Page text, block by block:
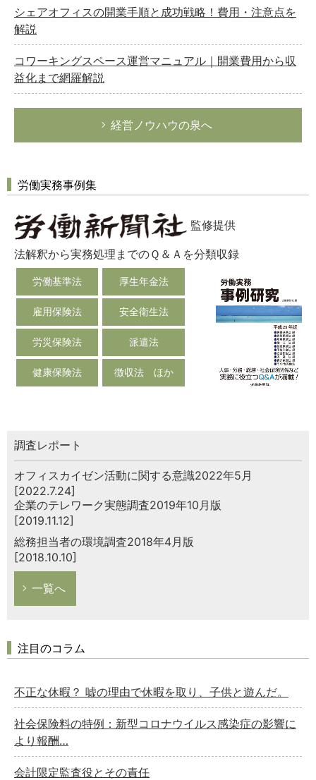
シェアオフィスの開業手順と成功戦略！費用・注意点を
解説
コワーキングスペース運営マニュアル｜開業費用から収
益化まで網羅解説
経営ノウハウの泉へ
労働実務事例集
監修提供
法解釈から実務処理までのＱ＆Ａを分類収録
労働基準法 厚生年金法
雇用保険法 安全衛生法
労災保険法 派遣法
健康保険法 徴収法 ほか
調査レポート
オフィスカイゼン活動に関する意識2022年5月
[2022.7.24]
企業のテレワーク実態調査2019年10月版
[2019.11.12]
総務担当者の環境調査2018年4月版
[2018.10.10]
一覧へ
注目のコラム
不正な休暇？ 嘘の理由で休暇を取り、子供と遊んだ。
社会保険料の特例：新型コロナウイルス感染症の影響に
より報酬…
会計限定監査役とその責任